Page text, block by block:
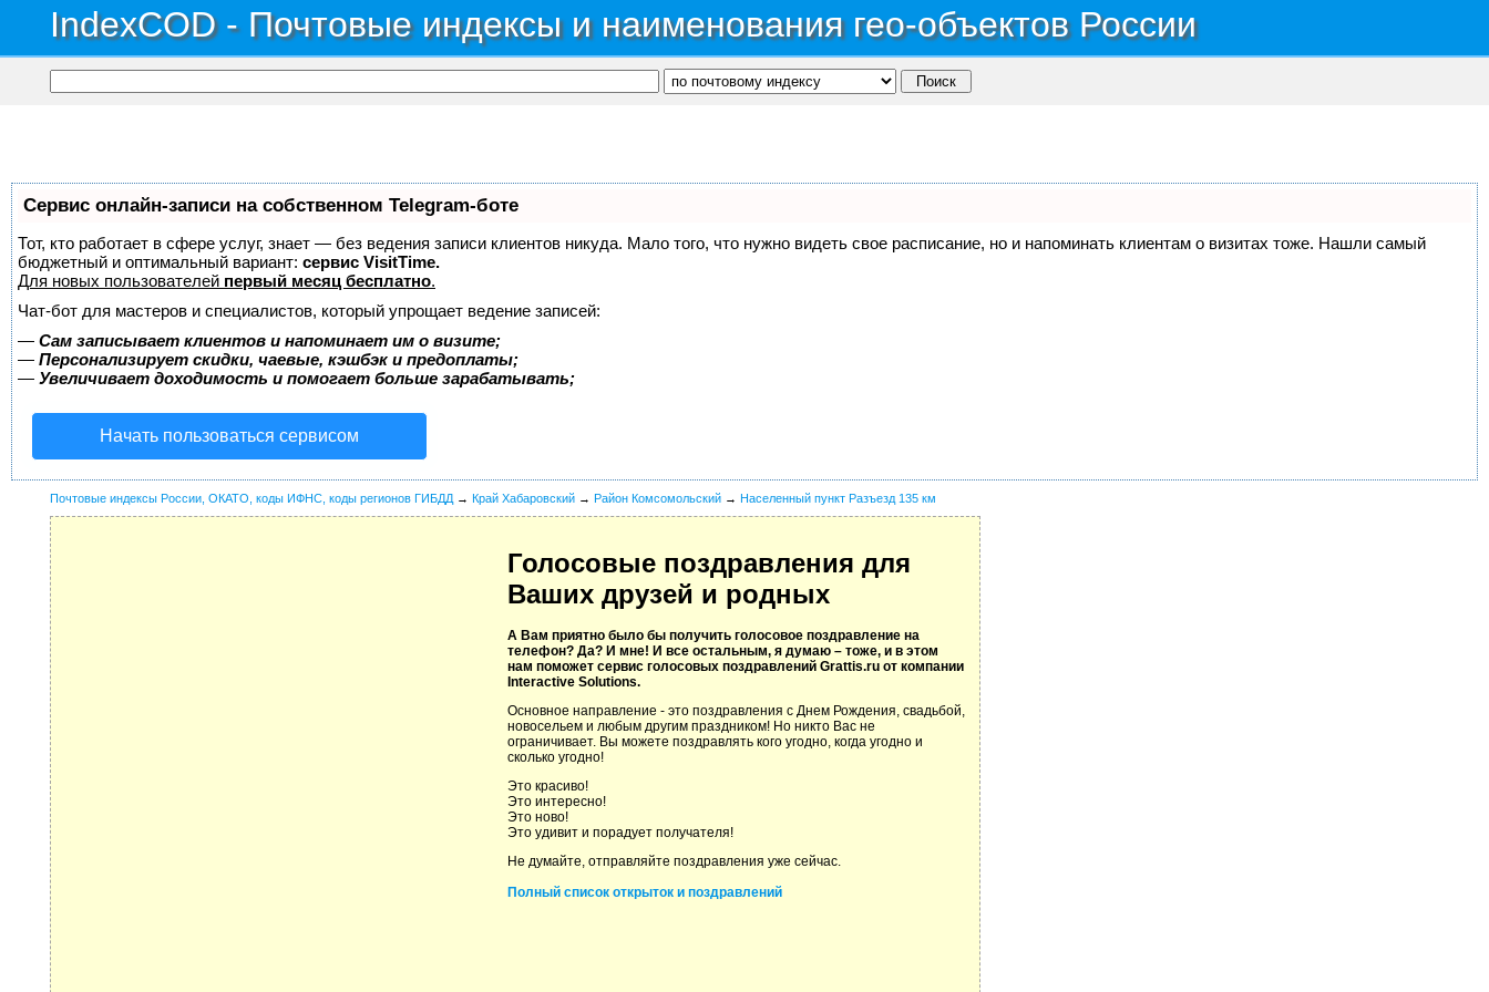
IndexCOD - Почтовые индексы и наименования гео-объектов России
Сервис онлайн-записи на собственном Telegram-боте
Тот, кто работает в сфере услуг, знает — без ведения записи клиентов никуда. Мало того, что нужно видеть свое расписание, но и напоминать клиентам о визитах тоже. Нашли самый
бюджетный и оптимальный вариант: сервис VisitTime.
Для новых пользователей первый месяц бесплатно.
Чат-бот для мастеров и специалистов, который упрощает ведение записей:
— Сам записывает клиентов и напоминает им о визите;
— Персонализирует скидки, чаевые, кэшбэк и предоплаты;
— Увеличивает доходимость и помогает больше зарабатывать;
Начать пользоваться сервисом
Почтовые индексы России, ОКАТО, коды ИФНС, коды регионов ГИБДД → Край Хабаровский → Район Комсомольский → Населенный пункт Разъезд 135 км
Голосовые поздравления для
Ваших друзей и родных
А Вам приятно было бы получить голосовое поздравление на
телефон? Да? И мне! И все остальным, я думаю – тоже, и в этом
нам поможет сервис голосовых поздравлений Grattis.ru от компании
Interactive Solutions.
Основное направление - это поздравления с Днем Рождения, свадьбой,
новосельем и любым другим праздником! Но никто Вас не
ограничивает. Вы можете поздравлять кого угодно, когда угодно и
сколько угодно!
Это красиво!
Это интересно!
Это ново!
Это удивит и порадует получателя!
Не думайте, отправляйте поздравления уже сейчас.
Полный список открыток и поздравлений